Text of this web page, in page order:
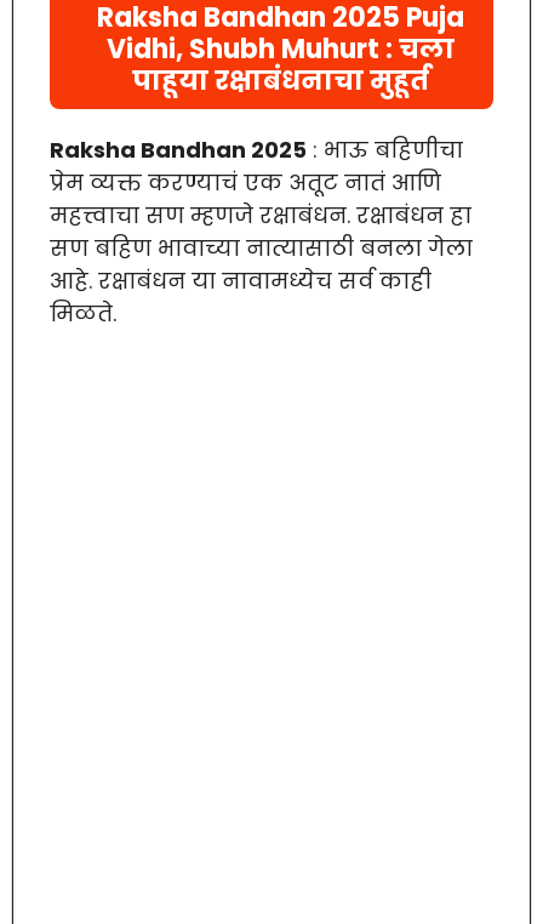
Raksha Bandhan 2025 Puja
Vidhi, Shubh Muhurt : चला
पाहूया रक्षाबंधनाचा मुहूर्त
Raksha Bandhan 2025 : भाऊ बहिणीचा
प्रेम व्यक्त करण्याचं एक अतूट नातं आणि
महत्त्वाचा सण म्हणजे रक्षाबंधन. रक्षाबंधन हा
सण बहिण भावाच्या नात्यासाठी बनला गेला
आहे. रक्षाबंधन या नावामध्येच सर्व काही
मिळते.